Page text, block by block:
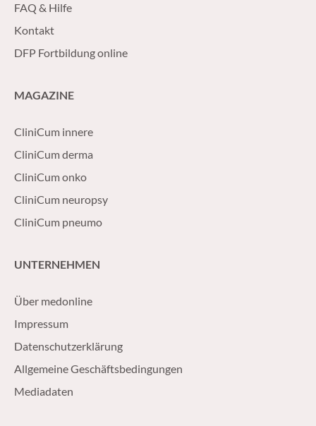
FAQ & Hilfe
Kontakt
DFP Fortbildung online
MAGAZINE
CliniCum innere
CliniCum derma
CliniCum onko
CliniCum neuropsy
CliniCum pneumo
UNTERNEHMEN
Über medonline
Impressum
Datenschutzerklärung
Allgemeine Geschäftsbedingungen
Mediadaten